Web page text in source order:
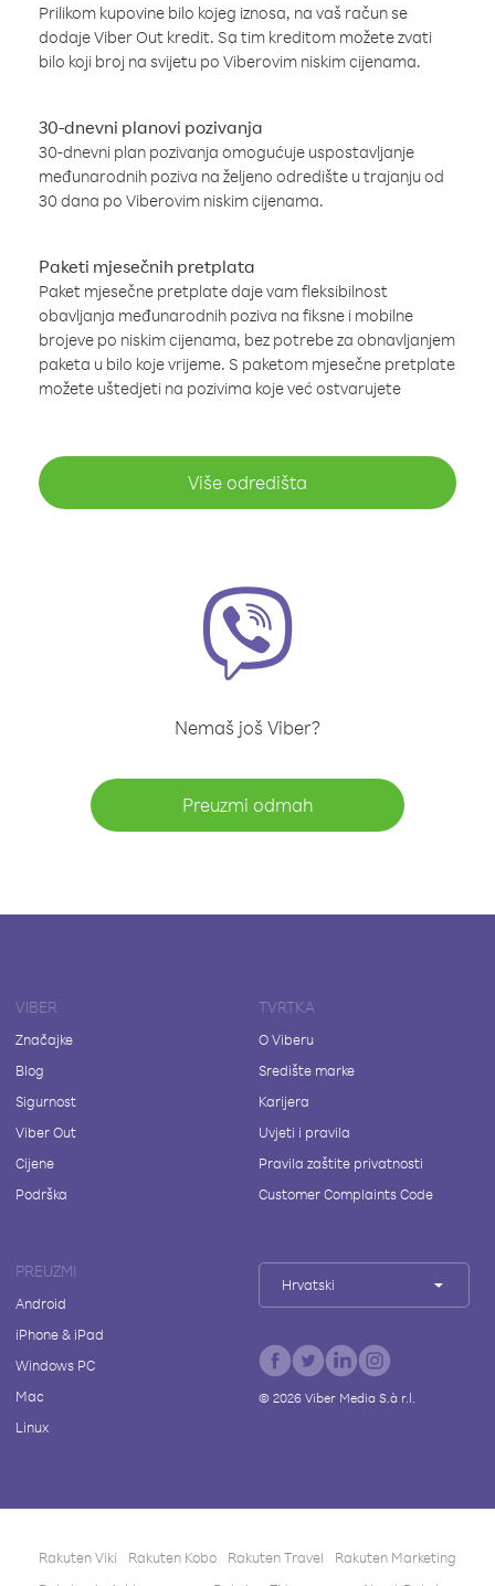
Prilikom kupovine bilo kojeg iznosa, na vaš račun se
dodaje Viber Out kredit. Sa tim kreditom možete zvati
bilo koji broj na svijetu po Viberovim niskim cijenama.
30-dnevni planovi pozivanja
30-dnevni plan pozivanja omogućuje uspostavljanje
međunarodnih poziva na željeno odredište u trajanju od
30 dana po Viberovim niskim cijenama.
Paketi mjesečnih pretplata
Paket mjesečne pretplate daje vam fleksibilnost
obavljanja međunarodnih poziva na fiksne i mobilne
brojeve po niskim cijenama, bez potrebe za obnavljanjem
paketa u bilo koje vrijeme. S paketom mjesečne pretplate
možete uštedjeti na pozivima koje već ostvarujete
Više odredišta
Nemaš još Viber?
Preuzmi odmah
VIBER
Značajke
Blog
Sigurnost
Viber Out
Cijene
Podrška
TVRTKA
O Viberu
Središte marke
Karijera
Uvjeti i pravila
Pravila zaštite privatnosti
Customer Complaints Code
PREUZMI
Android
iPhone & iPad
Windows PC
Mac
Linux
Hrvatski
© 2026Viber Media S.à r.l.
Rakuten Viki Rakuten Kobo Rakuten Travel
Rakuten Marketing